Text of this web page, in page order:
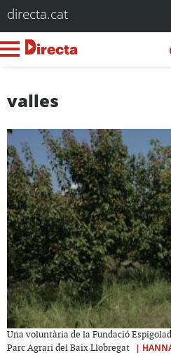
directa.cat
valles
Una voluntària de la Fundació
Parc Agrari del Baix Llobregat
|